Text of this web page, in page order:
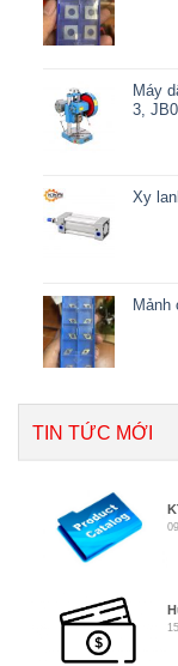
Máy
3,
Xy
Mảnh
TIN TỨC MỚI